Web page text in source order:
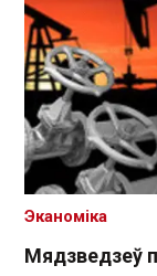
Мядзведзеў
Эканоміка